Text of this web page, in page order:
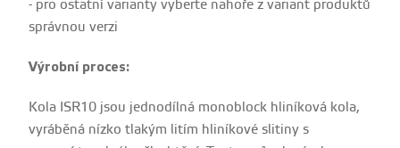
- pro ostatní varianty vyberte nahoře z variant produktů
správnou verzi
Výrobní proces:
Kola ISR10 jsou jednodílná monoblock hliníková kola,
vyráběná nízko tlakým litím hliníkové slitiny s